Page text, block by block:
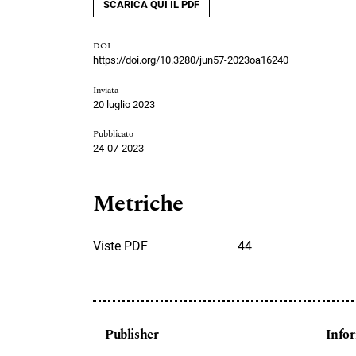
SCARICA QUI IL PDF
DOI
https://doi.org/10.3280/jun57-2023oa16240
Inviata
20 luglio 2023
Pubblicato
24-07-2023
Metriche
Viste PDF 44
Publisher